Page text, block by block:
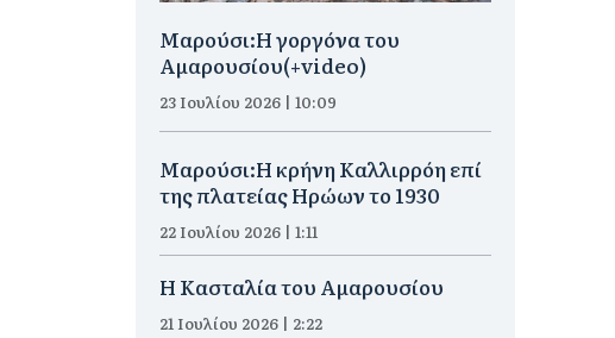
Μαρούσι:H γοργόνα του
Αμαρουσίου(+video)
23 Ιουλίου 2026 | 10:09
Μαρούσι:Η κρήνη Καλλιρρόη επί
της πλατείας Ηρώων το 1930
22 Ιουλίου 2026 | 1:11
Η Κασταλία του Αμαρουσίου
21 Ιουλίου 2026 | 2:22